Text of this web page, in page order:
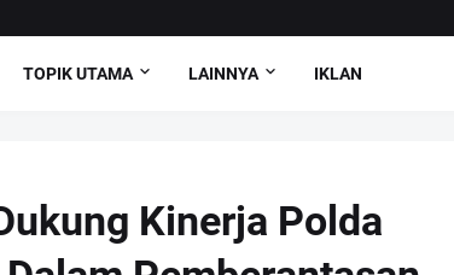
TOPIK UTAMA LAINNYA IKLAN
Kinerja Polda